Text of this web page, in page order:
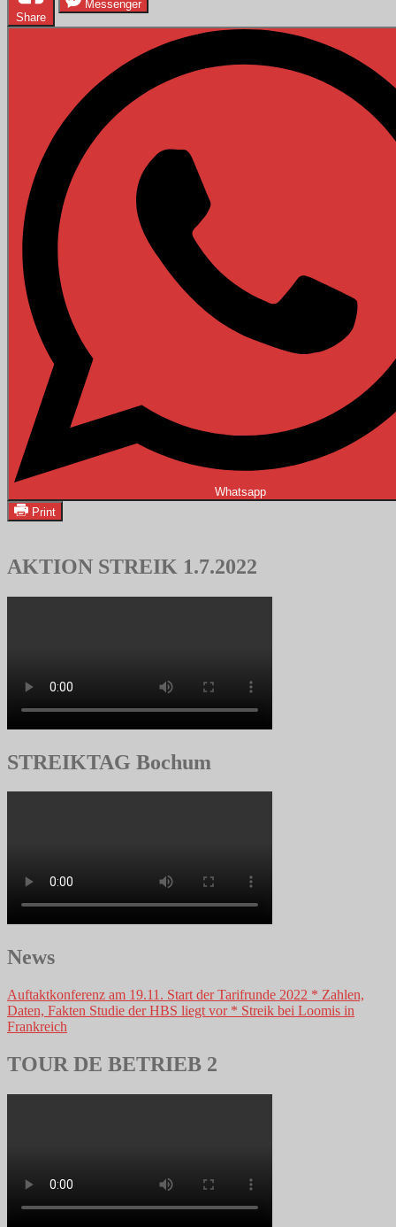
Share
Messenger
Whatsapp
Print
AKTION STREIK 1.7.2022
STREIKTAG Bochum
News
Auftaktkonferenz am 19.11. Start der Tarifrunde 2022 * Zahlen,
Daten, Fakten Studie der HBS liegt vor * Streik bei Loomis in
Frankreich
TOUR DE BETRIEB 2